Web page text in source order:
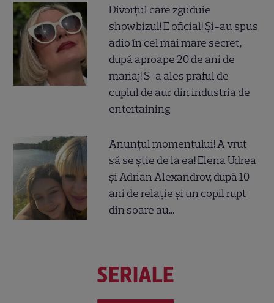
Divorțul care zguduie
showbizul! E oficial! Și-au spus
adio în cel mai mare secret,
după aproape 20 de ani de
mariaj! S-a ales praful de
cuplul de aur din industria de
entertaining
Anunțul momentului! A vrut
să se știe de la ea! Elena Udrea
și Adrian Alexandrov, după 10
ani de relație și un copil rupt
din soare au...
SERIALE